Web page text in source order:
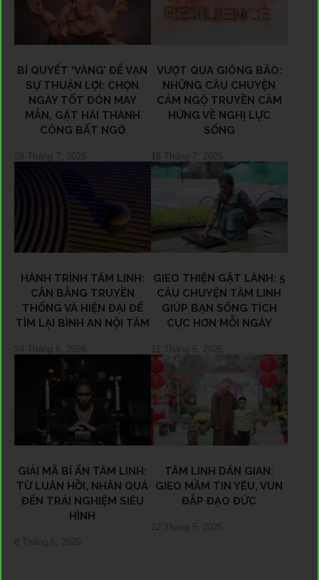
BÍ QUYẾT ‘VÀNG’ ĐỂ VẠN
SỰ THUẬN LỢI: CHỌN
NGÀY TỐT ĐÓN MAY
MẮN, GẶT HÁI THÀNH
CÔNG BẤT NGỜ
28 Tháng 7, 2026
VƯỢT QUA GIÔNG BÃO:
NHỮNG CÂU CHUYỆN
CẢM NGỘ TRUYỀN CẢM
HỨNG VỀ NGHỊ LỰC
SỐNG
18 Tháng 7, 2026
HÀNH TRÌNH TÂM LINH:
CÂN BẰNG TRUYỀN
THỐNG VÀ HIỆN ĐẠI ĐỂ
TÌM LẠI BÌNH AN NỘI TÂM
24 Tháng 6, 2026
GIEO THIỆN GẶT LÀNH: 5
CÂU CHUYỆN TÂM LINH
GIÚP BẠN SỐNG TÍCH
CỰC HƠN MỖI NGÀY
12 Tháng 6, 2026
GIẢI MÃ BÍ ẨN TÂM LINH:
TỪ LUÂN HỒI, NHÂN QUẢ
ĐẾN TRẢI NGHIỆM SIÊU
HÌNH
8 Tháng 6, 2026
TÂM LINH DÂN GIAN:
GIEO MẦM TIN YÊU, VUN
ĐẮP ĐẠO ĐỨC
22 Tháng 5, 2026